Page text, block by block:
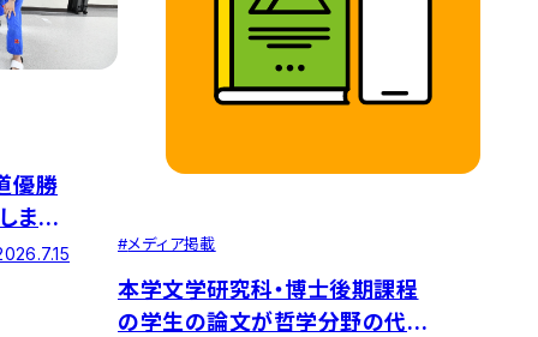
優勝
まし
#メディア掲載
本学文学研究科・博士後期課程
の学生の論文が哲学分野の代表